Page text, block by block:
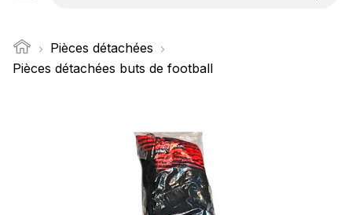
Pièces détachées
Pièces détachées buts de football